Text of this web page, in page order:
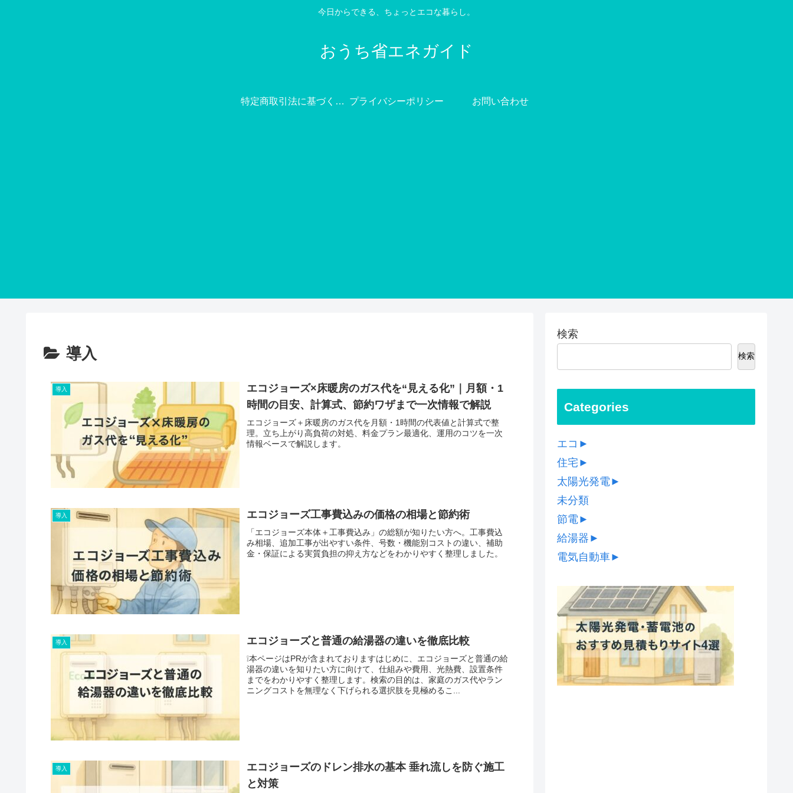
今日からできる、ちょっとエコな暮らし。
おうち省エネガイド
特定商取引法に基づく表記 プライバシーポリシー お問い合わせ
導入
導入
エコジョーズ×床暖房のガス代を“見える化”｜月額・1
時間の目安、計算式、節約ワザまで一次情報で解説
エコジョーズ＋床暖房のガス代を月額・1時間の代表値と計算式で整
理。立ち上がり高負荷の対処、料金プラン最適化、運用のコツを一次
情報ベースで解説します。
導入 エコジョーズ工事費込みの価格の相場と節約術
「エコジョーズ本体＋工事費込み」の総額が知りたい方へ。工事費込
み相場、追加工事が出やすい条件、号数・機能別コストの違い、補助
金・保証による実質負担の抑え方などをわかりやすく整理しました。
導入 エコジョーズと普通の給湯器の違いを徹底比較
❕本ページはPRが含まれておりますはじめに、エコジョーズと普通の給
湯器の違いを知りたい方に向けて、仕組みや費用、光熱費、設置条件
までをわかりやすく整理します。検索の目的は、家庭のガス代やラン
ニングコストを無理なく下げられる選択肢を見極めるこ...
導入
エコジョーズのドレン排水の基本 垂れ流しを防ぐ施工
と対策
検索
検索
Categories
エコ ►
住宅 ►
太陽光発電►
未分類
節電►
給湯器 ►
電気自動車►